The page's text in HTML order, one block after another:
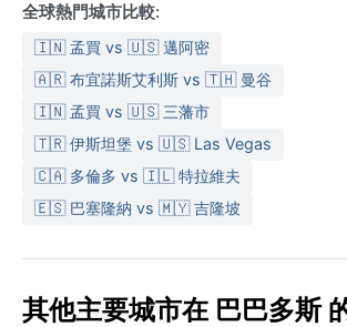
全球熱門城市比較:
🇮🇳 孟買 vs 🇺🇸 邁阿密
🇦🇷 布宜諾斯艾利斯 vs 🇹🇭 曼谷
🇮🇳 孟買 vs 🇺🇸 三藩市
🇹🇷 伊斯坦堡 vs 🇺🇸 Las Vegas
🇨🇦 多倫多 vs 🇮🇱 特拉維夫
🇪🇸 巴塞隆納 vs 🇲🇾 吉隆坡
其他主要城市在 巴巴多斯